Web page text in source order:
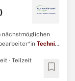
nächstmöglichen
Technik
nicht ausschließlich
· Teilzeit bookmark